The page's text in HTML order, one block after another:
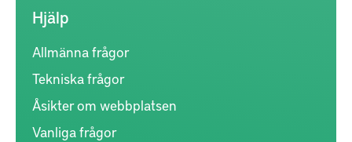
Hjälp
Allmänna frågor
Tekniska frågor
Åsikter om webbplatsen
Vanliga frågor